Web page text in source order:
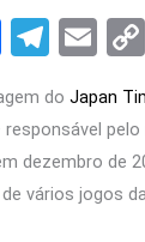
F
ce
b
o
T
e
gr
a
E
ail
doJapan
responsável
dezembro de
vários jogos